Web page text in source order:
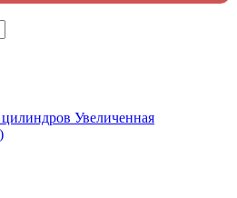
Увеличенная